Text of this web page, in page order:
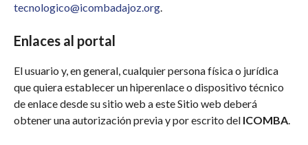
tecnologico@icombadajoz.org.
Enlaces al portal
El usuario y, en general, cualquier persona física o jurídica
que quiera establecer un hiperenlace o dispositivo técnico
de enlace desde su sitio web a este Sitio web deberá
obtener una autorización previa y por escrito del ICOMBA.